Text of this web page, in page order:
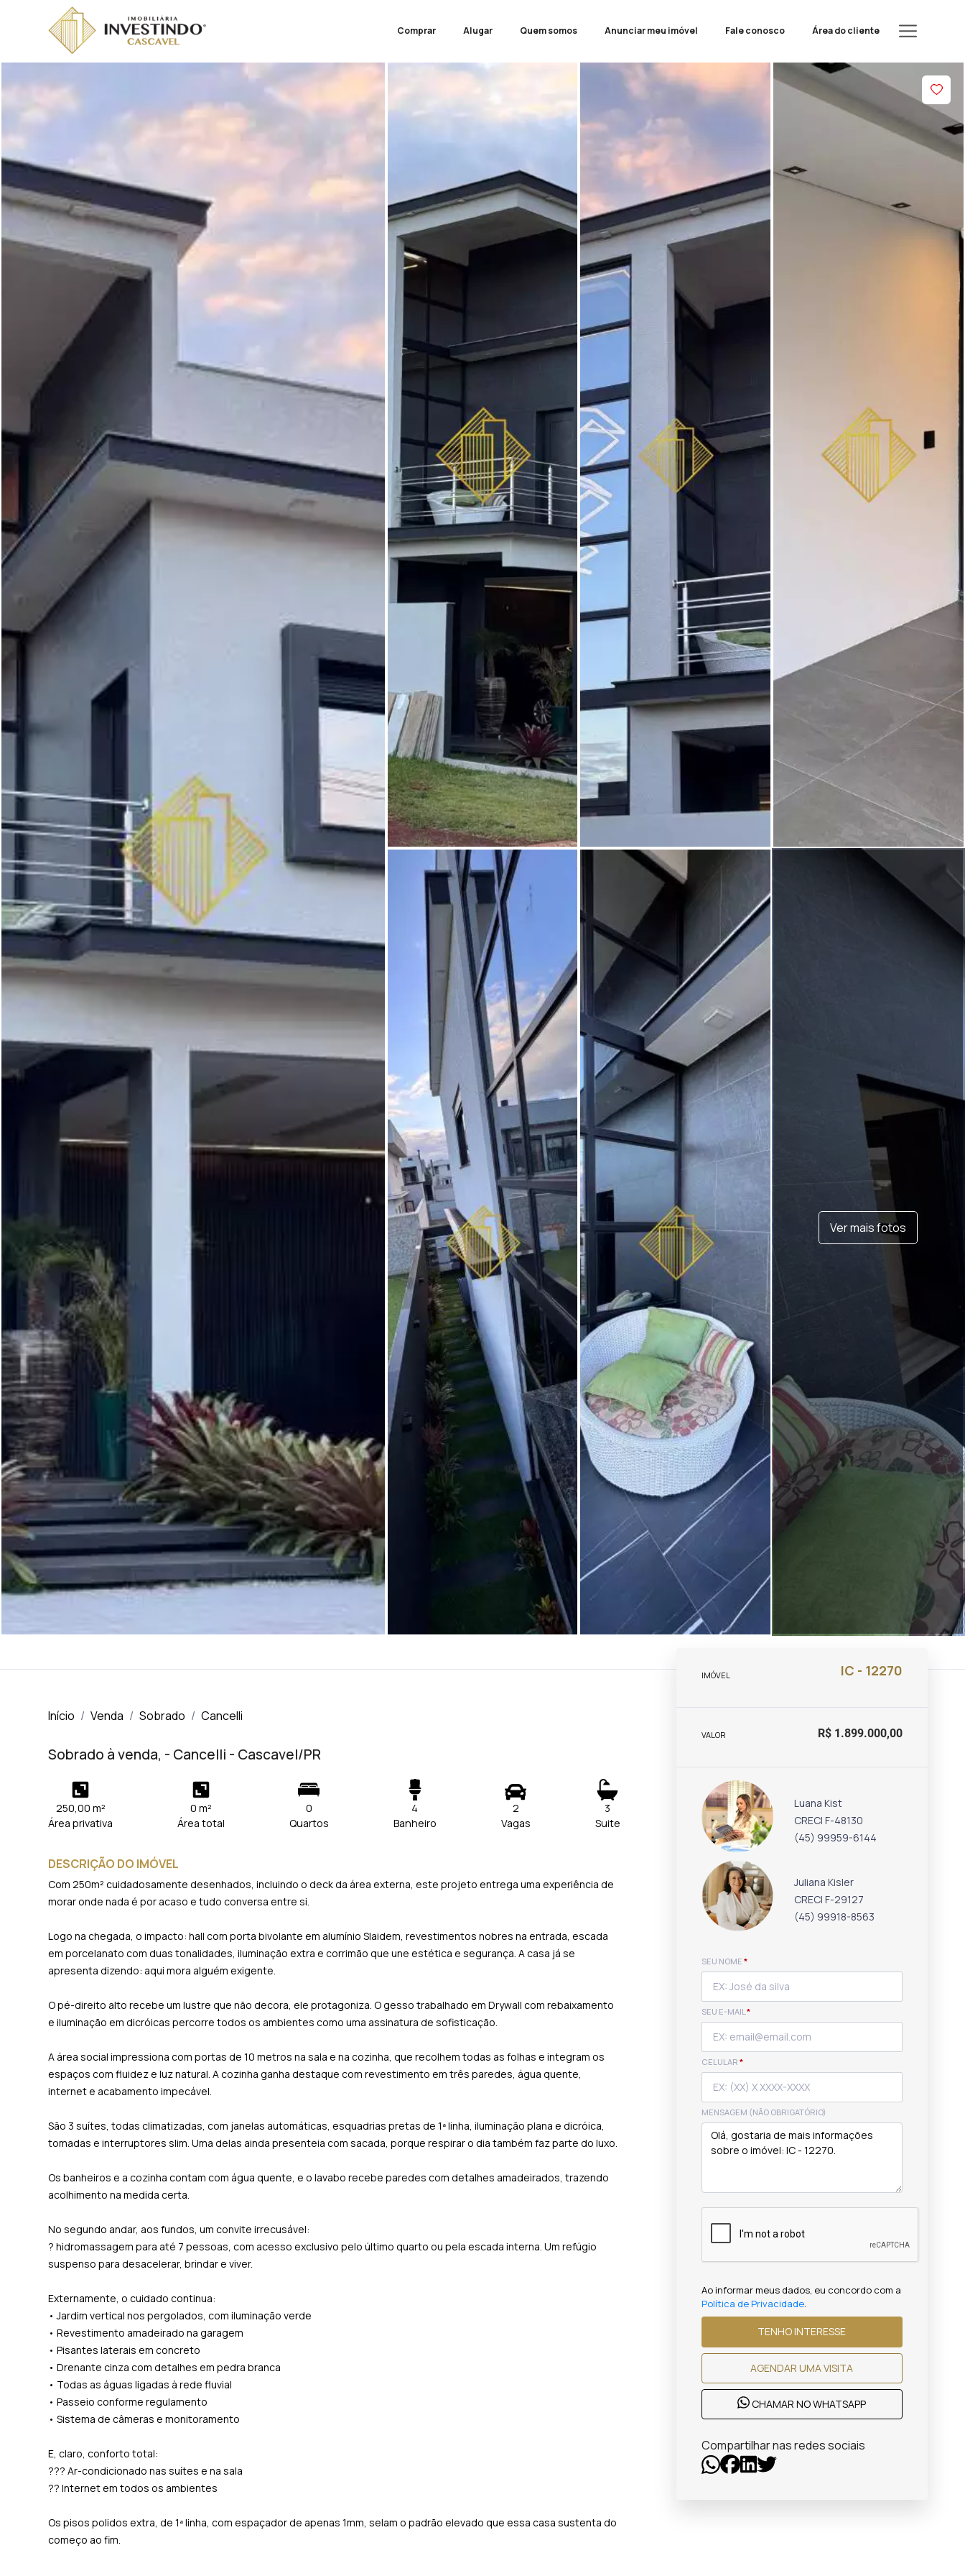
Comprar Alugar Quem somos Anunciar meu imóvel Fale conosco Área do cliente
Ver mais fotos
Início Venda Sobrado Cancelli
Sobrado à venda, - Cancelli - Cascavel/PR
250,00 m²
Área privativa
0 m²
Área total
0
Quartos
4
Banheiro
2
Vagas
3
Suite
DESCRIÇÃO DO IMÓVEL
Com 250m² cuidadosamente desenhados, incluindo o deck da área externa, este projeto entrega uma experiência de
morar onde nada é por acaso e tudo conversa entre si.
Logo na chegada, o impacto: hall com porta bivolante em alumínio Slaidem, revestimentos nobres na entrada, escada
em porcelanato com duas tonalidades, iluminação extra e corrimão que une estética e segurança. A casa já se
apresenta dizendo: aqui mora alguém exigente.
O pé-direito alto recebe um lustre que não decora, ele protagoniza. O gesso trabalhado em Drywall com rebaixamento
e iluminação em dicróicas percorre todos os ambientes como uma assinatura de sofisticação.
A área social impressiona com portas de 10 metros na sala e na cozinha, que recolhem todas as folhas e integram os
espaços com fluidez e luz natural. A cozinha ganha destaque com revestimento em três paredes, água quente,
internet e acabamento impecável.
São 3 suítes, todas climatizadas, com janelas automáticas, esquadrias pretas de 1ª linha, iluminação plana e dicróica,
tomadas e interruptores slim. Uma delas ainda presenteia com sacada, porque respirar o dia também faz parte do luxo.
Os banheiros e a cozinha contam com água quente, e o lavabo recebe paredes com detalhes amadeirados, trazendo
acolhimento na medida certa.
No segundo andar, aos fundos, um convite irrecusável:
? hidromassagem para até 7 pessoas, com acesso exclusivo pelo último quarto ou pela escada interna. Um refúgio
suspenso para desacelerar, brindar e viver.
Externamente, o cuidado continua:
• Jardim vertical nos pergolados, com iluminação verde
• Revestimento amadeirado na garagem
• Pisantes laterais em concreto
• Drenante cinza com detalhes em pedra branca
• Todas as águas ligadas à rede fluvial
• Passeio conforme regulamento
• Sistema de câmeras e monitoramento
E, claro, conforto total:
??? Ar-condicionado nas suítes e na sala
?? Internet em todos os ambientes
Os pisos polidos extra, de 1ª linha, com espaçador de apenas 1mm, selam o padrão elevado que essa casa sustenta do
começo ao fim.
IMÓVEL IC - 12270
VALOR R$ 1.899.000,00
Luana Kist
CRECI F-48130
(45) 99959-6144
Juliana Kisler
CRECI F-29127
(45) 99918-8563
SEU NOME *
SEU E-MAIL *
CELULAR *
MENSAGEM (NÃO OBRIGATÓRIO)
Ao informar meus dados, eu concordo com a
Política de Privacidade.
TENHO INTERESSE
AGENDAR UMA VISITA
CHAMAR NO WHATSAPP
Compartilhar nas redes sociais